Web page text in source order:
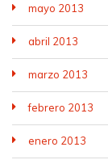
mayo 2013
abril 2013
marzo 2013
febrero 2013
enero 2013